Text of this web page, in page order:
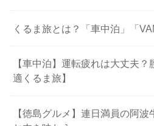
くるま旅とは？「車中泊」「
【車中泊】運転疲れは大丈夫
適くるま旅】
【徳島グルメ】連日満員の阿